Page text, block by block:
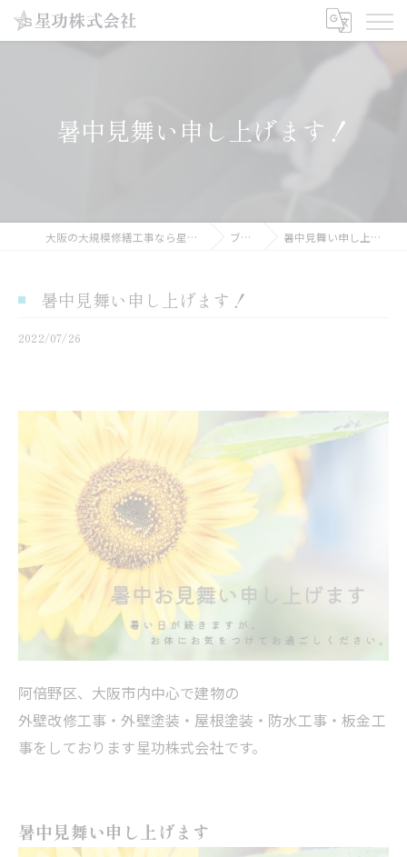
暑中見舞い申し上げます！
大阪の大規模修繕工事なら星功株式会社 ブログ 暑中見舞い申し上げます！
暑中見舞い申し上げます！
2022/07/26
阿倍野区、大阪市内中心で建物の
外壁改修工事・外壁塗装・屋根塗装・防水工事・板金工
事をしております星功株式会社です。
暑中見舞い申し上げます